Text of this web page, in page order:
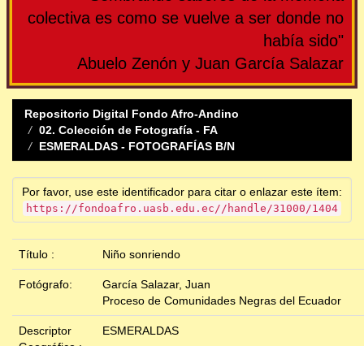
colectiva es como se vuelve a ser donde no
había sido"
Abuelo Zenón y Juan García Salazar
Repositorio Digital Fondo Afro-Andino
02. Colección de Fotografía - FA
ESMERALDAS - FOTOGRAFÍAS B/N
Por favor, use este identificador para citar o enlazar este ítem:
https://fondoafro.uasb.edu.ec//handle/31000/1404
Título : Niño sonriendo
Fotógrafo:
García Salazar, Juan
Proceso de Comunidades Negras del Ecuador
Descriptor
ESMERALDAS